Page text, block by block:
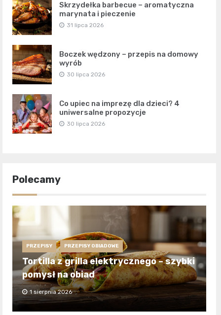
Skrzydełka barbecue – aromatyczna
marynata i pieczenie
31 lipca 2026
Boczek wędzony – przepis na domowy
wyrób
30 lipca 2026
Co upiec na imprezę dla dzieci? 4
uniwersalne propozycje
30 lipca 2026
Polecamy
PRZEPISY PRZEPISY OBIADOWE
Tortilla z grilla elektrycznego – szybki
pomysł na obiad
1 sierpnia 2026